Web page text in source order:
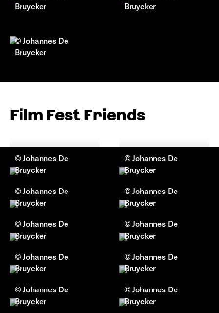
Bruycker
Bruycker
© Johannes De
Bruycker
Film Fest Friends
© Johannes De
Bruycker
© Johannes De
Bruycker
© Johannes De
Bruycker
© Johannes De
Bruycker
© Johannes De
Bruycker
© Johannes De
Bruycker
© Johannes De
Bruycker
© Johannes De
Bruycker
© Johannes De
Bruycker
© Johannes De
Bruycker